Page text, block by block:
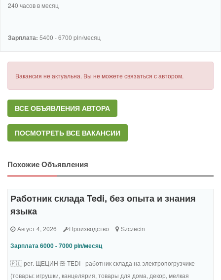
240 часов в месяц
Зарплата: 5400 - 6700 pln/месяц
Вакансия не актуальна. Вы не можете связаться с автором.
ВСЕ ОБЪЯВЛЕНИЯ АВТОРА
ПОСМОТРЕТЬ ВСЕ ВАКАНСИИ
Похожие Объявления
Работник склада Tedi, без опыта и знания
языка
Август 4, 2026 Производство Szczecin
Зарплата 6000 - 7000 pln/месяц
🇵🇱 рег. ЩЕЦИН 🧸 TEDI - работник склада на электропогрузчике
(товары: игрушки, канцелярия, товары для дома, декор, мелкая